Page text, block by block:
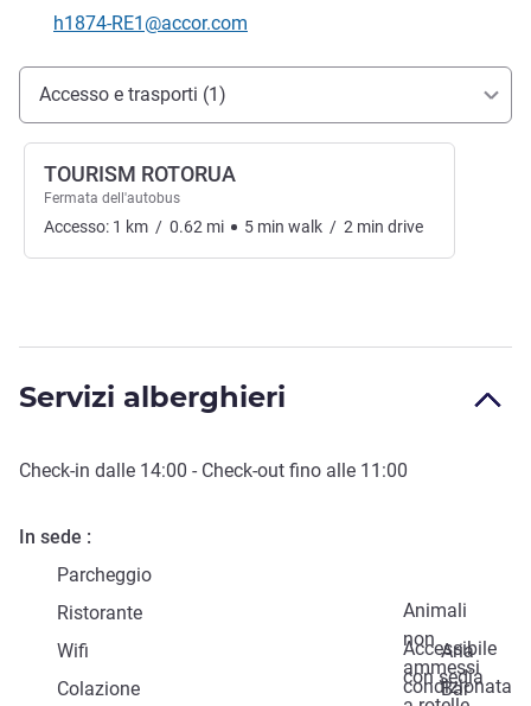
E-mail di contatto
h1874-RE1@accor.com
Accesso e trasporti
Accesso e trasporti (1)
TOURISM ROTORUA
Fermata dell'autobus
Accesso: 1 km / 0.62 mi 5 min walk / 2 min drive
Servizi alberghieri
Check-in dalle 14:00 - Check-out fino alle 11:00
In sede
Parcheggio
Animali
non
ammessi
Ristorante
Accessibile
con sedia
Wifi
Aria
condizionata
Colazione
Bar